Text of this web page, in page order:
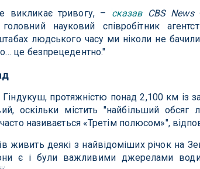
викликає тривогу, – сказав CBS News
науковий співробітник
людського часу ми ніколи не
це безпрецедентно."
Гіндукуш, протяжністю понад 2,100 км
оскільки містить "найбільший
часто називається «Третім полюсом»",
живить деякі з найвідоміших річок на
є і були важливими джерелами води